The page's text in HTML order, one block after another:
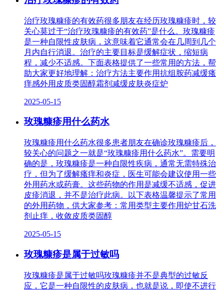
治疗玫瑰糠疹的有效药很多朋友在经历玫瑰糠疹时，较
关心莫过于“治疗玫瑰糠疹的有效药”是什么。玫瑰糠疹
是一种自限性皮肤病，这意味着它通常会在几周到几个
月内自行消退。治疗的主要目标是缓解症状，缩短病
程，减少不适感。下面表格提供了一些常用的方法，帮
助大家更好地理解：治疗方法主要作用抗组胺药减缓瘙
痒感外用皮质类固醇霜剂减缓皮肤炎症炉
2025-05-15
玫瑰糠疹用什么药水
玫瑰糠疹用什么药水很多患者朋友在确诊玫瑰糠疹后，
较关心的问题之一就是“玫瑰糠疹用什么药水”。需要明
确的是，玫瑰糠疹是一种自限性疾病，通常无需特殊治
疗，但为了缓解瘙痒和炎症，医生可能会建议使用一些
外用药水或药膏。这些药物的作用是减缓不适感，促进
皮疹消退，并不是治疗此病。以下表格温馨提示了常用
的外用药物，供大家参考：常用类型主要作用炉甘石洗
剂止痒，收敛皮质类固醇
2025-05-15
玫瑰糠疹是属于过敏吗
玫瑰糠疹是属于过敏吗玫瑰糠疹并不是典型的过敏反
应，它是一种自限性的皮肤病，也就是说，即使不进行